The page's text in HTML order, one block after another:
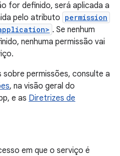
for definido, será aplicada a
pelo atributo permission
. Se nenhum
nenhuma permissão vai
sobre permissões, consulte a
, na visão geral do
e as Diretrizes de
em que o serviço é